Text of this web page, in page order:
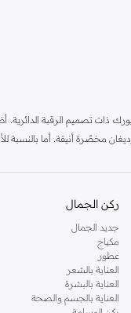
ذات تصميم الرقبة
مخصًرة أنيقة. أما
ركن الجمال
جديد الجمال
مكياج
عطور
العناية بالشعر
العناية بالبشرة
العناية بالجسم والصحة